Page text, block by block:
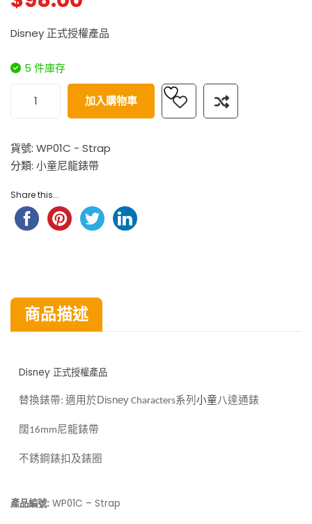
Disney 正式授權產品
5 件庫存
加入購物車
貨號: WP01C - Strap
分類: 小童尼龍錶帶
Share this...
商品描述
Disney 正式授權產品
替換錶帶: 適用於Disney Characters系列 小童八達通錶
闊 16mm尼龍錶帶
不銹鋼錶扣及錶圈
產品編號: WP01C – Strap